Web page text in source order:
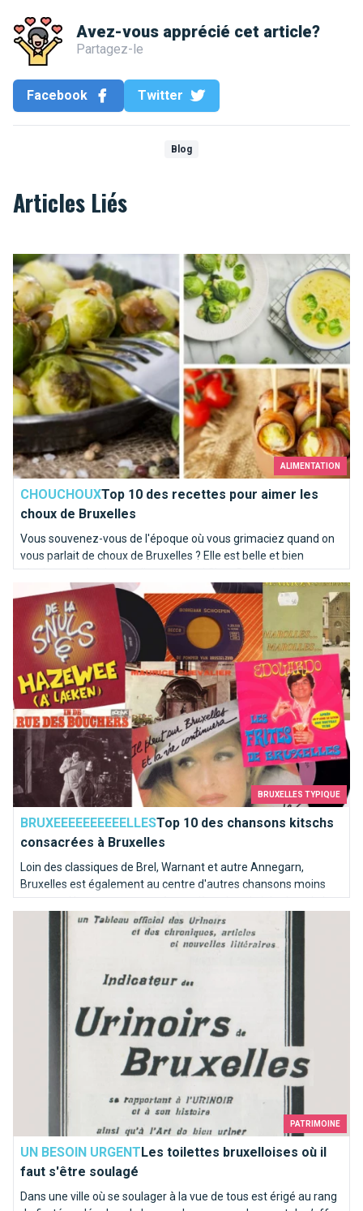
Avez-vous apprécié cet article?
Partagez-le
Facebook Twitter
Blog
Articles Liés
ALIMENTATION
CHOUCHOUXTop 10 des recettes pour aimer les
choux de Bruxelles
Vous souvenez-vous de l'époque où vous grimaciez quand on
vous parlait de choux de Bruxelles ? Elle est belle et bien
révolue pour la plupart d'entre vous ! Chez Brusselslife, ces
recettes nous mettent déjà l'eau à la bouche !
Top 10 des recettes pour aimer les choux de Bruxelles
BRUXELLES TYPIQUE
BRUXEEEEEEEEEELLESTop 10 des chansons kitschs
consacrées à Bruxelles
Loin des classiques de Brel, Warnant et autre Annegarn,
Bruxelles est également au centre d'autres chansons moins
connues. Nous avons poussé une pièce dans le juke-box de la
capitale de l'Europe pour en sortir les mélodies les plus kitschs.
Top 10 des chansons kitschs consacrées à Bruxelles
PATRIMOINE
UN BESOIN URGENTLes toilettes bruxelloises où il
faut s'être soulagé
Dans une ville où se soulager à la vue de tous est érigé au rang
Les toilettes bruxelloises où il faut s'être soulagé